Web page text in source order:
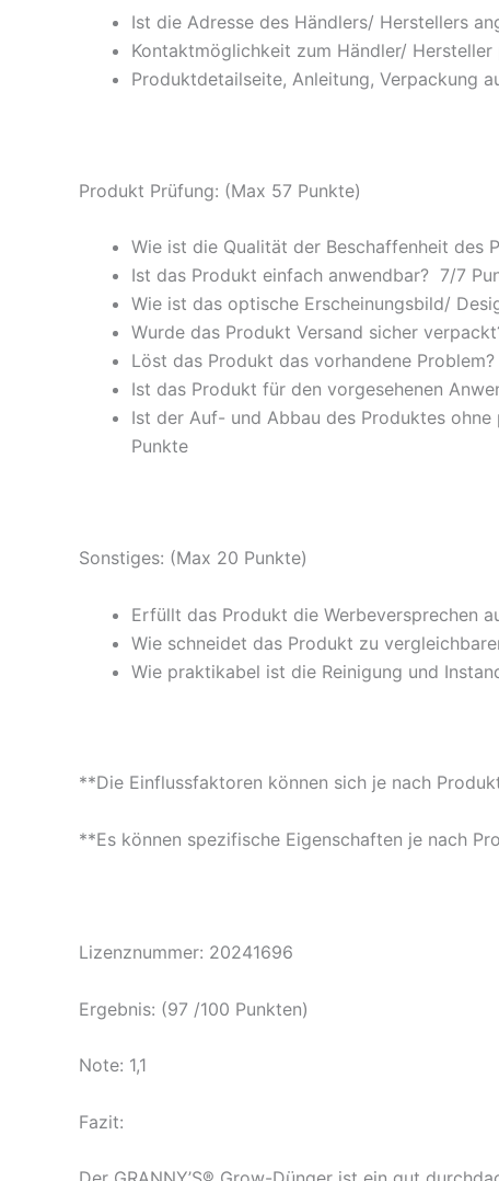
Ist die Adresse des Händlers/ Herstellers
Kontaktmöglichkeit zum Händler/
Produktdetailseite, Anleitung, Verpackung
Produkt Prüfung: (Max 57 Punkte)
Wie ist die Qualität der Beschaffenheit des
Ist das Produkt einfach anwendbar? 7/7
Wie ist das optische Erscheinungsbild/
Wurde das Produkt Versand sicher
Löst das Produkt das vorhandene
Ist das Produkt für den vorgesehenen
Ist der Auf- und Abbau des Produktes
Punkte
Sonstiges: (Max 20 Punkte)
Erfüllt das Produkt die Werbeversprechen
Wie schneidet das Produkt zu
Wie praktikabel ist die Reinigung und
**Die Einflussfaktoren können sich je nach
**Es können spezifische Eigenschaften je nach
Lizenznummer: 20241696
Ergebnis: (97 /100 Punkten)
Note: 1,1
Fazit: